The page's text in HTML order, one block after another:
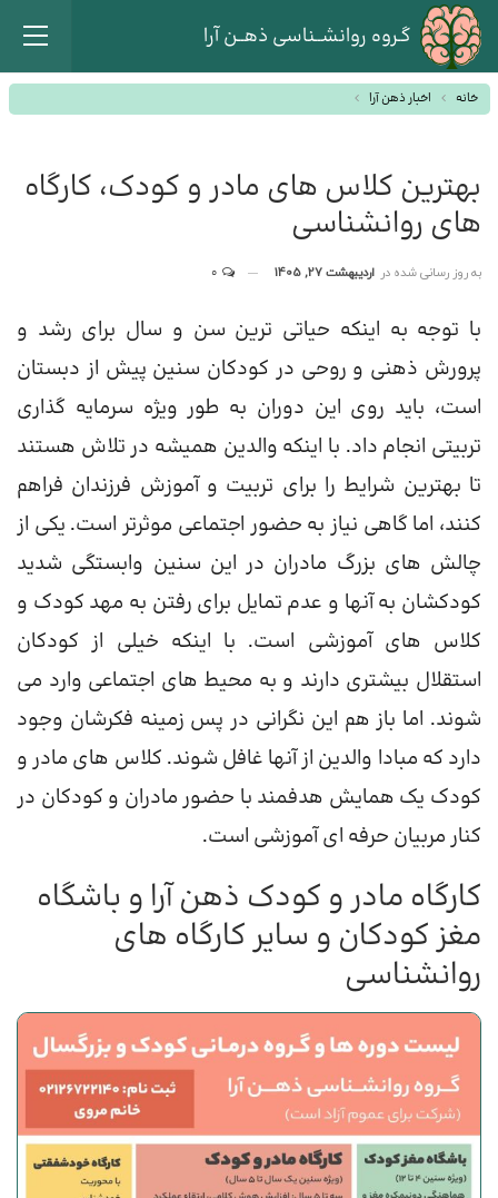
گـروه روانشــناسی ذهــن آرا
خانه اخبار ذهن آرا
بهترین کلاس های مادر و کودک، کارگاه
های روانشناسی
به روز رسانی شده در اردیبهشت 27, 1405
با توجه به اینکه حیاتی ترین سن و سال برای رشد و
پرورش ذهنی و روحی در کودکان سنین پیش از دبستان
است، باید روی این دوران به طور ویژه سرمایه گذاری
تربیتی انجام داد. با اینکه والدین همیشه در تلاش هستند
تا بهترین شرایط را برای تربیت و آموزش فرزندان فراهم
کنند، اما گاهی نیاز به حضور اجتماعی موثرتر است. یکی از
چالش های بزرگ مادران در این سنین وابستگی شدید
کودکشان به آنها و عدم تمایل برای رفتن به مهد کودک و
کلاس های آموزشی است. با اینکه خیلی از کودکان
استقلال بیشتری دارند و به محیط های اجتماعی وارد می
شوند. اما باز هم این نگرانی در پس زمینه فکرشان وجود
دارد که مبادا والدین از آنها غافل شوند. کلاس های مادر و
کودک یک همایش هدفمند با حضور مادران و کودکان در
کنار مربیان حرفه ای آموزشی است.
کارگاه مادر و کودک ذهن آرا و باشگاه
مغز کودکان و سایر کارگاه های
روانشناسی